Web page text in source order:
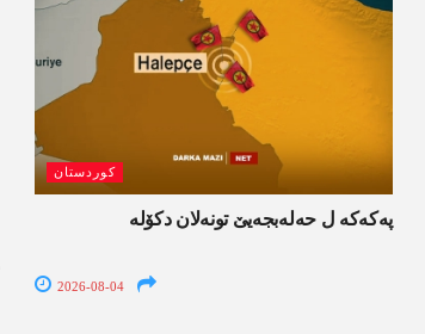
کوردستان
پەکەکە ل حەلەبجەیێ تونەلان دکۆلە
2026-08-04